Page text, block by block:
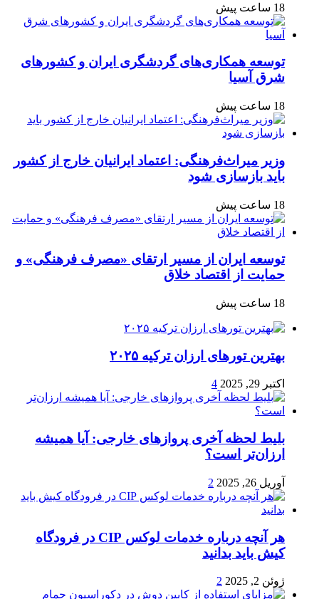
18 ساعت پیش
توسعه همکاری‌های گردشگری ایران و کشورهای
شرق آسیا
18 ساعت پیش
وزیر میراث‌فرهنگی: اعتماد ایرانیان خارج از کشور
باید بازسازی شود
18 ساعت پیش
توسعه ایران از مسیر ارتقای «مصرف فرهنگی» و
حمایت از اقتصاد خلاق
18 ساعت پیش
بهترین تورهای ارزان ترکیه ۲۰۲۵
اکتبر 29, 2025 4
بلیط لحظه آخری پروازهای خارجی: آیا همیشه
ارزان‌تر است؟
آوریل 26, 2025 2
هر آنچه درباره خدمات لوکس CIP در فرودگاه‌
کیش باید بدانید
ژوئن 2, 2025 2